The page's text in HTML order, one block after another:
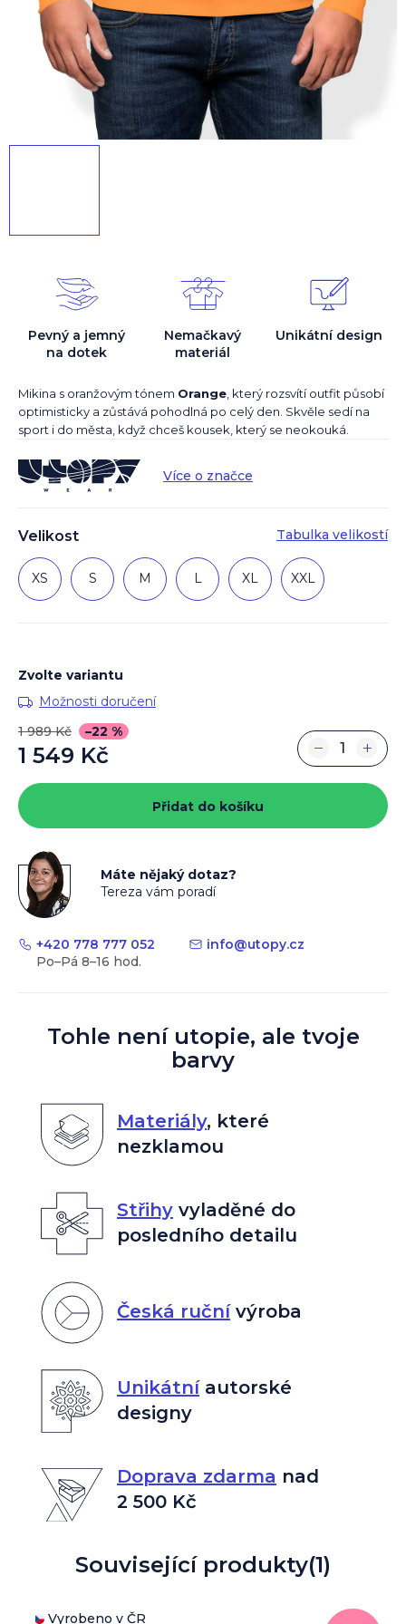
Velikost Tabulka velikostí
XS S M L XL XXL
Mikina s oranžovým tónem Orange, který rozsvítí outfit působí
optimisticky a zůstává pohodlná po celý den. Skvěle sedí na
sport i do města, když chceš kousek, který se neokouká.
Více o značce
Pevný a jemný
na dotek
Nemačkavý
materiál
Unikátní design
Zvolte variantu
Možnosti doručení
1 989 Kč
–22 %
1 549 Kč
cena:
+
−
Přidat do košíku
Máte nějaký dotaz?
Tereza vám poradí
+420 778 777 052 info@utopy.cz
Tohle není utopie, ale tvoje
barvy
Materiály, které
nezklamou
Střihyvyladěné do
posledního detailu
Česká ručnívýroba
Unikátníautorské
designy
Doprava zdarma nad
2 500 Kč
Související produkty(1)
Vyrobeno v ČR